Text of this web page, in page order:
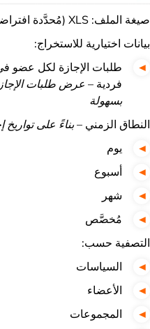
صيغة الملف: XLS (مُحدَّدة افتراضيًا)
بيانات اختيارية للاستخراج:
طلبات الإجازة لكل عضو
فردية – عرض طلبات
بسهولة
النطاق الزمني –بناءً على تواريخ
يوم
أسبوع
شهر
مُخصَّص
التصفية حسب:
السياسات
الأعضاء
المجموعات